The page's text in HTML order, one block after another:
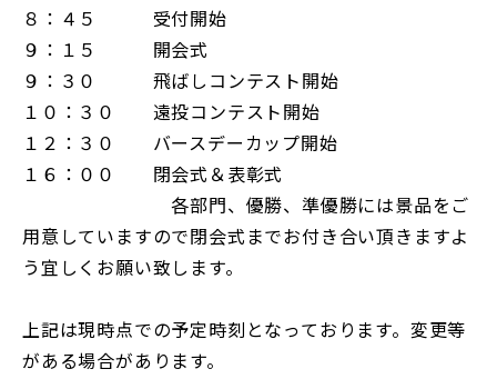
８：４５ 受付開始
９：１５ 開会式
９：３０ 飛ばしコンテスト開始
１０：３０ 遠投コンテスト開始
１２：３０ バースデーカップ開始
１６：００ 閉会式＆表彰式
各部門、優勝、準優勝には景品をご
用意していますので閉会式までお付き合い頂きますよ
う宜しくお願い致します。
上記は現時点での予定時刻となっております。変更等
がある場合があります。